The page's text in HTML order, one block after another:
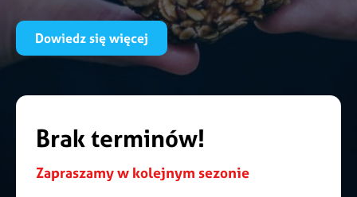
Dowiedz się więcej
Brak terminów!
Zapraszamy w kolejnym sezonie